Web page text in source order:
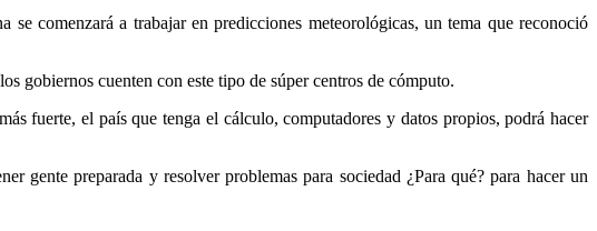
comenzará a trabajar en predicciones meteorológicas, un tema que reconoció
gobiernos cuenten con este tipo de súper centros de cómputo.
fuerte, el país que tenga el cálculo, computadores y datos propios, podrá hacer
gente preparada y resolver problemas para sociedad ¿Para qué? para hacer un